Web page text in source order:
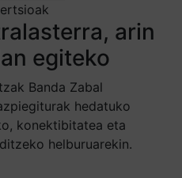
arin
egiteko
Banda Zabal
hedatuko
konektibitatea eta
helburuarekin.